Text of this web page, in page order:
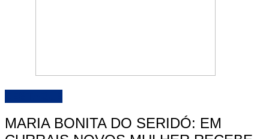
MARIA BONITA DO SERIDÓ: EM